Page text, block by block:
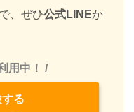
、ぜひ公式LINEか
用中！ /
る